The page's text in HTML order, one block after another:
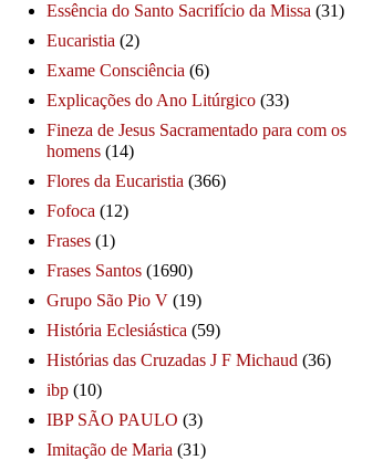
Essência do Santo Sacrifício da Missa (31)
Eucaristia (2)
Exame Consciência (6)
Explicações do Ano Litúrgico (33)
Fineza de Jesus Sacramentado para com os
homens (14)
Flores da Eucaristia (366)
Fofoca (12)
Frases (1)
Frases Santos (1690)
Grupo São Pio V (19)
História Eclesiástica (59)
Histórias das Cruzadas J F Michaud (36)
ibp (10)
IBP SÃO PAULO (3)
Imitação de Maria (31)